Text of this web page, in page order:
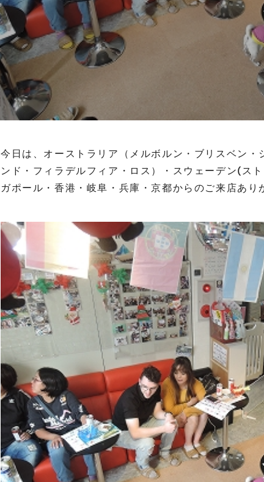
今日は、オーストラリア（メルボルン・ブリスベン
ンド・フィラデルフィア・ロス）・スウェーデン(ス
ガポール・香港・岐阜・兵庫・京都からのご来店あ